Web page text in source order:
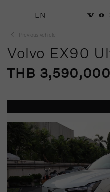
EN
Previous vehicle
THB 3,590,000